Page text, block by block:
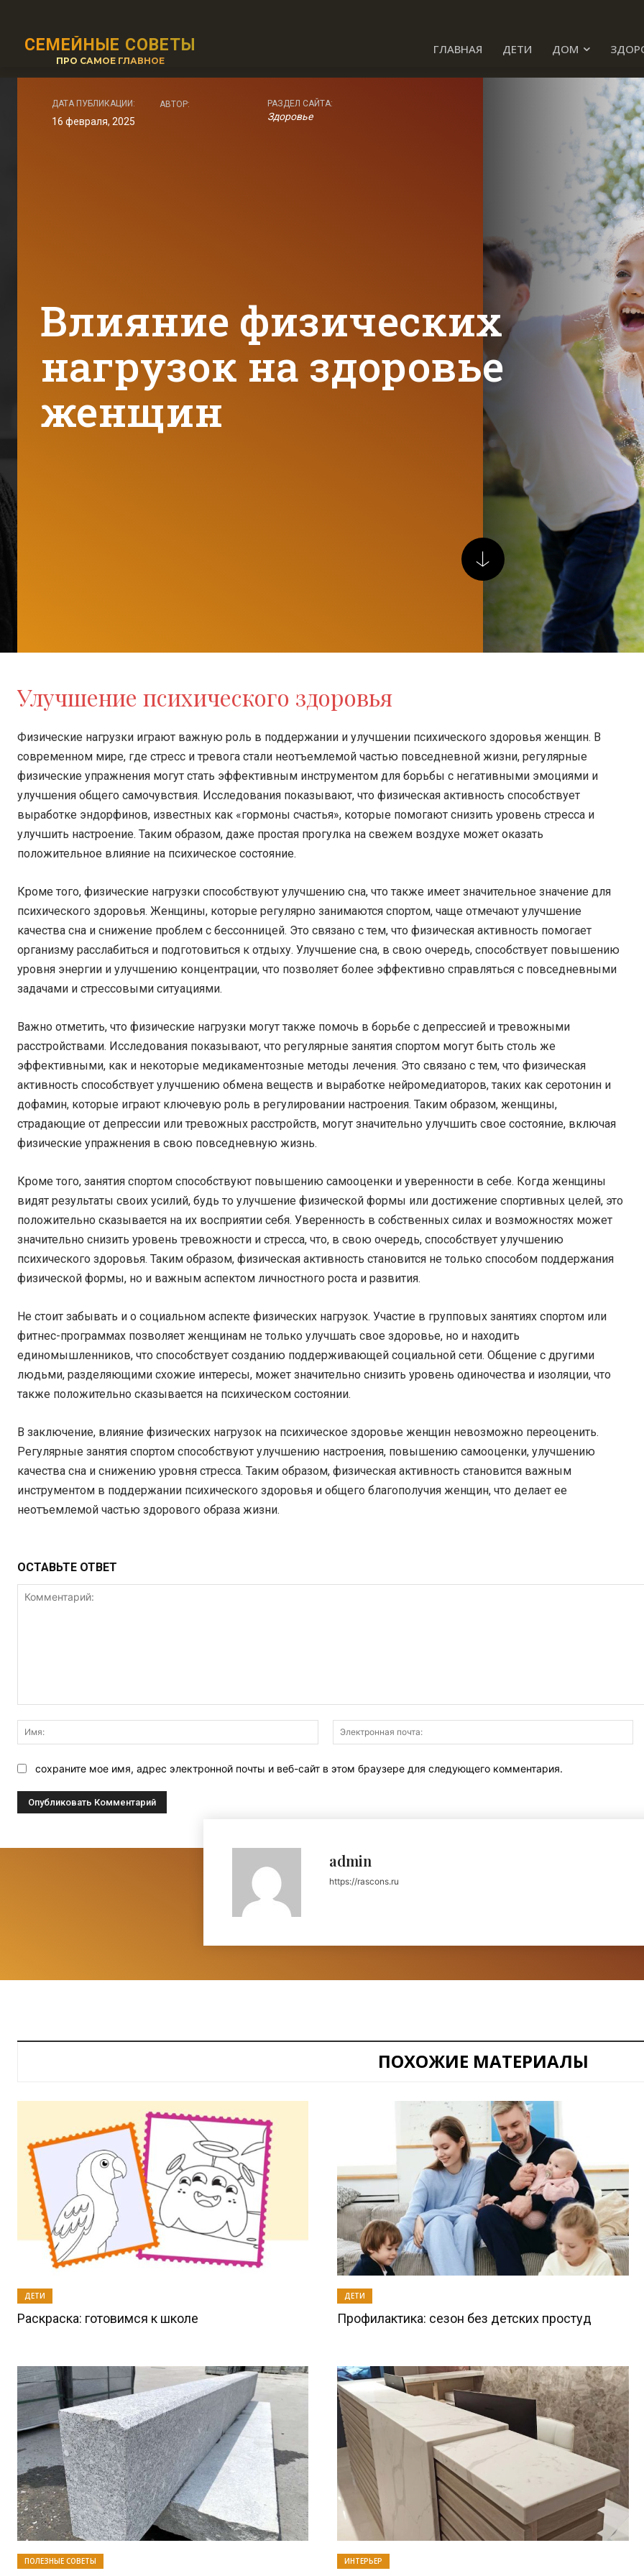
СЕМЕЙНЫЕ СОВЕТЫ
ПРО САМОЕ ГЛАВНОЕ
ГЛАВНАЯ ДЕТИ ДОМ
Влияние физических
нагрузок на здоровье
женщин
ДАТА ПУБЛИКАЦИИ:
16 февраля, 2025
АВТОР: РАЗДЕЛ САЙТА:
Здоровье
Улучшение психического здоровья
Физические нагрузки играют важную роль в поддержании и улучшении психического здоровья женщин. В
современном мире, где стресс и тревога стали неотъемлемой частью повседневной жизни, регулярные
физические упражнения могут стать эффективным инструментом для борьбы с негативными эмоциями и
улучшения общего самочувствия. Исследования показывают, что физическая активность способствует
выработке эндорфинов, известных как «гормоны счастья», которые помогают снизить уровень стресса и
улучшить настроение. Таким образом, даже простая прогулка на свежем воздухе может оказать
положительное влияние на психическое состояние.
Кроме того, физические нагрузки способствуют улучшению сна, что также имеет значительное значение для
психического здоровья. Женщины, которые регулярно занимаются спортом, чаще отмечают улучшение
качества сна и снижение проблем с бессонницей. Это связано с тем, что физическая активность помогает
организму расслабиться и подготовиться к отдыху. Улучшение сна, в свою очередь, способствует повышению
уровня энергии и улучшению концентрации, что позволяет более эффективно справляться с повседневными
задачами и стрессовыми ситуациями.
Важно отметить, что физические нагрузки могут также помочь в борьбе с депрессией и тревожными
расстройствами. Исследования показывают, что регулярные занятия спортом могут быть столь же
эффективными, как и некоторые медикаментозные методы лечения. Это связано с тем, что физическая
активность способствует улучшению обмена веществ и выработке нейромедиаторов, таких как серотонин и
дофамин, которые играют ключевую роль в регулировании настроения. Таким образом, женщины,
страдающие от депрессии или тревожных расстройств, могут значительно улучшить свое состояние, включая
физические упражнения в свою повседневную жизнь.
Кроме того, занятия спортом способствуют повышению самооценки и уверенности в себе. Когда женщины
видят результаты своих усилий, будь то улучшение физической формы или достижение спортивных целей, это
положительно сказывается на их восприятии себя. Уверенность в собственных силах и возможностях может
значительно снизить уровень тревожности и стресса, что, в свою очередь, способствует улучшению
психического здоровья. Таким образом, физическая активность становится не только способом поддержания
физической формы, но и важным аспектом личностного роста и развития.
Не стоит забывать и о социальном аспекте физических нагрузок. Участие в групповых занятиях спортом или
фитнес-программах позволяет женщинам не только улучшать свое здоровье, но и находить
единомышленников, что способствует созданию поддерживающей социальной сети. Общение с другими
людьми, разделяющими схожие интересы, может значительно снизить уровень одиночества и изоляции, что
также положительно сказывается на психическом состоянии.
В заключение, влияние физических нагрузок на психическое здоровье женщин невозможно переоценить.
Регулярные занятия спортом способствуют улучшению настроения, повышению самооценки, улучшению
качества сна и снижению уровня стресса. Таким образом, физическая активность становится важным
инструментом в поддержании психического здоровья и общего благополучия женщин, что делает ее
неотъемлемой частью здорового образа жизни.
ОСТАВЬТЕ ОТВЕТ
Имя:
сохраните мое имя, адрес электронной почты и веб-сайт в этом браузере для следующего комментария.
admin
https://rascons.ru
ПОХОЖИЕ МАТЕРИАЛЫ
ДЕТИ
Раскраска: готовимся к школе
ДЕТИ
Профилактика: сезон без детских простуд
ПОЛЕЗНЫЕ СОВЕТЫ ИНТЕРЬЕР